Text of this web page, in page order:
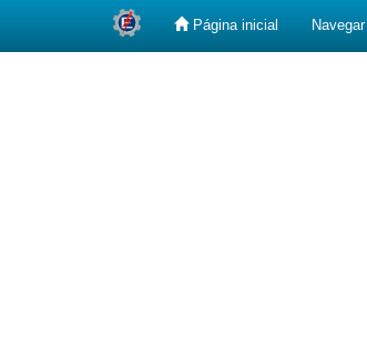
Página inicial Navegar